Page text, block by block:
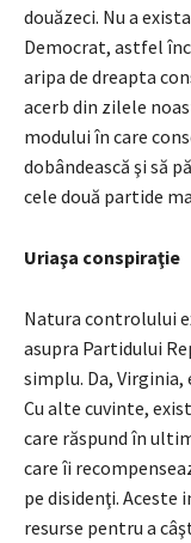
douăzeci. Nu a
Democrat, astfel
aripa de dreapta
acerb din zilele
modului în care
dobândească şi să
cele două partide
Uriaşa conspiraţie
Natura controlului
asupra Partidului
simplu. Da, Virginia,
Cu alte cuvinte,
care răspund în
care îi
pe disidenţi.
resurse pentru a